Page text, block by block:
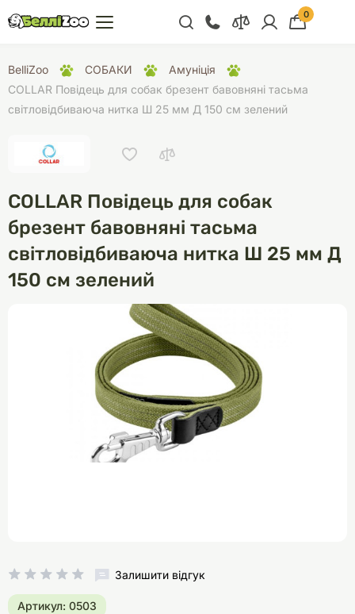
+38 (068) 300 91 91
Відділ продажу
+38 (093) 300 91 91
+38 (068) 479 28
76
0
BelliZoo СОБАКИ
Амуніція
COLLAR Повідець для собак брезент бавовняні тасьма
світловідбиваюча нитка Ш 25 мм Д 150 см зелений
COLLAR Повідець для собак
брезент бавовняні тасьма
світловідбиваюча нитка Ш 25 мм Д
150 см зелений
Залишити відгук
Артикул: 0503